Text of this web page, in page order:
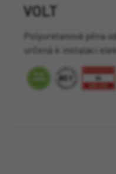
VOLT
Polyuretanová pěna
určená k instalaci